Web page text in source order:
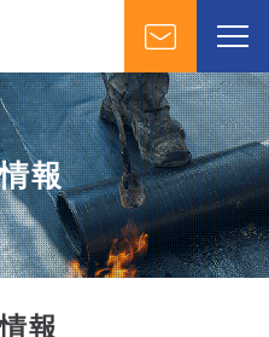
報
報